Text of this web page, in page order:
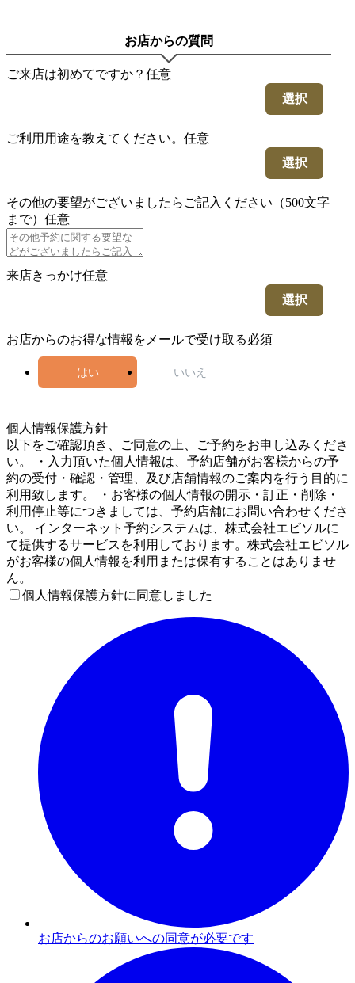
お店からの質問
ご来店は初めてですか？ 任意
選択
ご利用用途を教えてください。 任意
選択
その他の要望がございましたらご記入ください（500文字
まで） 任意
来店きっかけ任意
選択
お店からのお得な情報をメールで受け取る必須
はい いいえ
個人情報保護方針
以下をご確認頂き、ご同意の上、ご予約をお申し込みくださ
い。 ・入力頂いた個人情報は、予約店舗がお客様からの予
約の受付・確認・管理、及び店舗情報のご案内を行う目的に
利用致します。 ・お客様の個人情報の開示・訂正・削除・
利用停止等につきましては、予約店舗にお問い合わせくださ
い。 インターネット予約システムは、株式会社エビソルに
て提供するサービスを利用しております。株式会社エビソル
がお客様の個人情報を利用または保有することはありませ
ん。
個人情報保護方針に同意しました
お店からのお願いへの同意が必要です